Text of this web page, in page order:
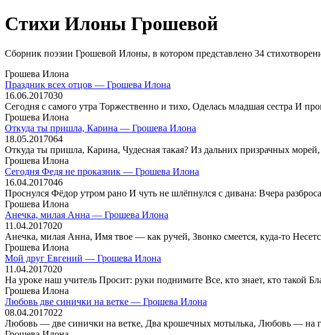
Стихи Илоны Грошевой
Сборник поэзии Грошевой Илоны, в котором представлено 34
Грошева Илона
Праздник всех отцов — Грошева Илона
16.06.2017030
Сегодня с самого утра Торжественно и тихо, Оделась младшая сестра
Грошева Илона
Откуда ты пришла, Карина — Грошева Илона
18.05.2017064
Откуда ты пришла, Карина, Чудесная такая? Из дальних призрачных
Грошева Илона
Сегодня Федя не проказник — Грошева Илона
16.04.2017046
Проснулся Фёдор утром рано И чуть не шлёпнулся с дивана: Вчера
Грошева Илона
Анечка, милая Анна — Грошева Илона
11.04.2017020
Анечка, милая Анна, Имя твое — как ручей, Звонко смеется, куда-то
Грошева Илона
Мой друг Евгений — Грошева Илона
11.04.2017020
На уроке наш учитель Просит: руки поднимите Все, кто знает, кто такой
Грошева Илона
Любовь две синички на ветке — Грошева Илона
08.04.2017022
Любовь — две синички на ветке, Два крошечных мотылька, Любовь — на